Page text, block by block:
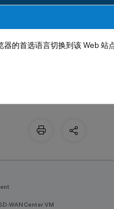
Citrix SD-WANCenter
器上安装和配置
WAN Center VM
器的首选语言切换到该 Web 站